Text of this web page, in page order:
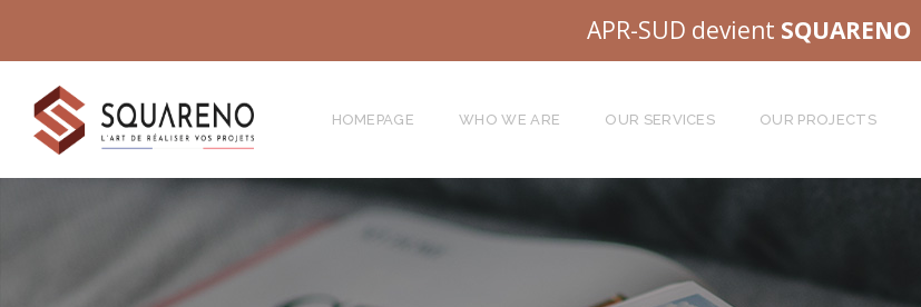
APR-SUD devient SQUARENO
HOMEPAGE WHO WE ARE OUR SERVICES OUR PROJECTS